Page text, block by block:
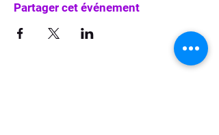
Partager cet événement